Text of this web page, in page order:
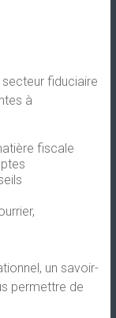
fiduciaire
à
fiscale
un savoir-
permettre de